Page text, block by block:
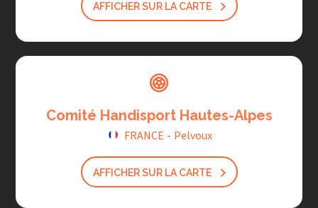
AFFICHER SUR LA CARTE
Comité Handisport Hautes-Alpes
FRANCE - Pelvoux
AFFICHER SUR LA CARTE